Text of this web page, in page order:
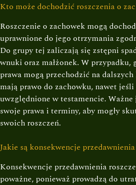
Kto może dochodzić roszczenia o
Roszczenie o zachowek mogą
uprawnione do jego otrzymania
Do grupy tej zaliczają się zstępni
wnuki oraz małżonek. W przypadku,
prawa mogą przechodzić na
mają prawo do zachowku, nawet jeśli
uwzględnione w testamencie. Ważne
swoje prawa i terminy, aby mogły
swoich roszczeń.
Jakie są konsekwencje
Konsekwencje przedawnienia
poważne, ponieważ prowadzą do